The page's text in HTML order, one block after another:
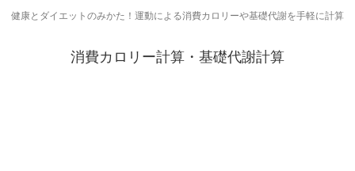
健康とダイエットのみかた！運動による消費カロリーや基礎代謝を手軽に計算
消費カロリー計算・基礎代謝計算